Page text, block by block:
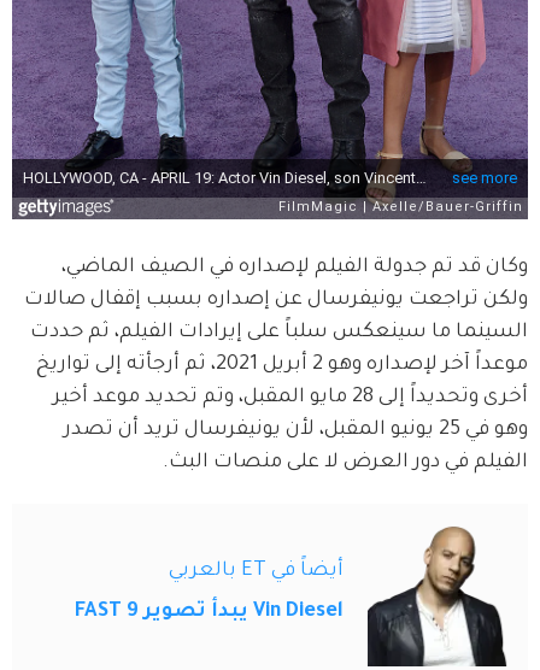
وكان قد تم جدولة الفيلم لإصداره في الصيف الماضي،
ولكن تراجعت يونيفرسال عن إصداره بسبب إقفال صالات
السينما ما سينعكس سلباً على إيرادات الفيلم، ثم حددت
موعداً آخر لإصداره وهو 2 أبريل 2021، ثم أرجأته إلى تواريخ
أخرى وتحديداً إلى 28 مايو المقبل، وتم تحديد موعد أخير
وهو في 25 يونيو المقبل، لأن يونيفرسال تريد أن تصدر
الفيلم في دور العرض لا على منصات البث.
أيضاً في ET بالعربي
Vin Diesel يبدأ تصوير FAST 9